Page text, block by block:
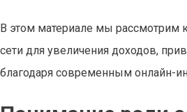
В этом материале мы рассмотрим
сети для увеличения доходов,
благодаря современным онлайн-